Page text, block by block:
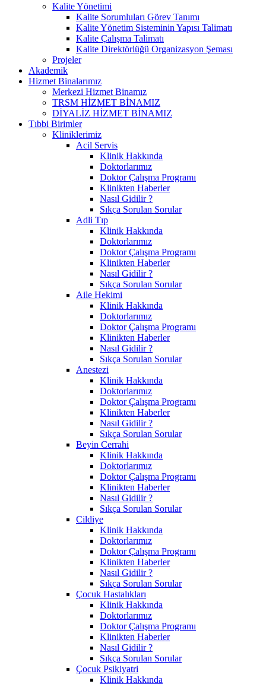
Kalite Yönetimi
Kalite Sorumluları Görev Tanımı
Kalite Yönetim Sisteminin Yapısı Talimatı
Kalite Çalışma Talimatı
Kalite Direktörlüğü Organizasyon Şeması
Projeler
Akademik
Hizmet Binalarımız
Merkezi Hizmet Binamız
TRSM HİZMET BİNAMIZ
DİYALİZ HİZMET BİNAMIZ
Tıbbi Birimler
Kliniklerimiz
Acil Servis
Klinik Hakkında
Doktorlarımız
Doktor Çalışma Programı
Klinikten Haberler
Nasıl Gidilir ?
Sıkça Sorulan Sorular
Adli Tıp
Klinik Hakkında
Doktorlarımız
Doktor Çalışma Programı
Klinikten Haberler
Nasıl Gidilir ?
Sıkça Sorulan Sorular
Aile Hekimi
Klinik Hakkında
Doktorlarımız
Doktor Çalışma Programı
Klinikten Haberler
Nasıl Gidilir ?
Sıkça Sorulan Sorular
Anestezi
Klinik Hakkında
Doktorlarımız
Doktor Çalışma Programı
Klinikten Haberler
Nasıl Gidilir ?
Sıkça Sorulan Sorular
Beyin Cerrahi
Klinik Hakkında
Doktorlarımız
Doktor Çalışma Programı
Klinikten Haberler
Nasıl Gidilir ?
Sıkça Sorulan Sorular
Cildiye
Klinik Hakkında
Doktorlarımız
Doktor Çalışma Programı
Klinikten Haberler
Nasıl Gidilir ?
Sıkça Sorulan Sorular
Çocuk Hastalıkları
Klinik Hakkında
Doktorlarımız
Doktor Çalışma Programı
Klinikten Haberler
Nasıl Gidilir ?
Sıkça Sorulan Sorular
Çocuk Psikiyatri
Klinik Hakkında